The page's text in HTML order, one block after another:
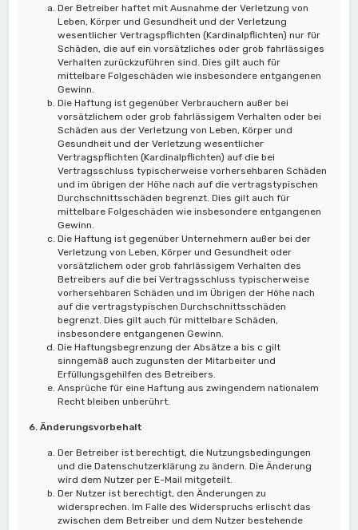
Der Betreiber haftet mit Ausnahme der Verletzung von
Leben, Körper und Gesundheit und der Verletzung
wesentlicher Vertragspflichten (Kardinalpflichten) nur für
Schäden, die auf ein vorsätzliches oder grob fahrlässiges
Verhalten zurückzuführen sind. Dies gilt auch für
mittelbare Folgeschäden wie insbesondere entgangenen
Gewinn.
Die Haftung ist gegenüber Verbrauchern außer bei
vorsätzlichem oder grob fahrlässigem Verhalten oder bei
Schäden aus der Verletzung von Leben, Körper und
Gesundheit und der Verletzung wesentlicher
Vertragspflichten (Kardinalpflichten) auf die bei
Vertragsschluss typischerweise vorhersehbaren Schäden
und im übrigen der Höhe nach auf die vertragstypischen
Durchschnittsschäden begrenzt. Dies gilt auch für
mittelbare Folgeschäden wie insbesondere entgangenen
Gewinn.
Die Haftung ist gegenüber Unternehmern außer bei der
Verletzung von Leben, Körper und Gesundheit oder
vorsätzlichem oder grob fahrlässigem Verhalten des
Betreibers auf die bei Vertragsschluss typischerweise
vorhersehbaren Schäden und im Übrigen der Höhe nach
auf die vertragstypischen Durchschnittsschäden
begrenzt. Dies gilt auch für mittelbare Schäden,
insbesondere entgangenen Gewinn.
Die Haftungsbegrenzung der Absätze a bis c gilt
sinngemäß auch zugunsten der Mitarbeiter und
Erfüllungsgehilfen des Betreibers.
Ansprüche für eine Haftung aus zwingendem nationalem
Recht bleiben unberührt.
6. Änderungsvorbehalt
Der Betreiber ist berechtigt, die Nutzungsbedingungen
und die Datenschutzerklärung zu ändern. Die Änderung
wird dem Nutzer per E-Mail mitgeteilt.
Der Nutzer ist berechtigt, den Änderungen zu
widersprechen. Im Falle des Widerspruchs erlischt das
zwischen dem Betreiber und dem Nutzer bestehende